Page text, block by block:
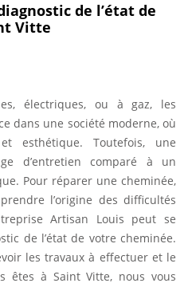
de l’état de
Vitte
électriques, ou à gaz, les
dans une société moderne, où
esthétique. Toutefois, une
d’entretien comparé à un
Pour réparer une cheminée,
l’origine des difficultés
Artisan Louis peut se
de l’état de votre cheminée.
les travaux à effectuer et le
êtes à Saint Vitte, nous vous